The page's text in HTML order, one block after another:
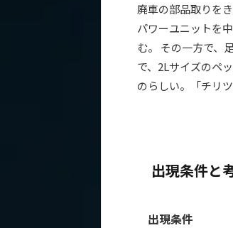
廃車の部品取りを
パワーユニットを
む。 その一方で、
で、2Lサイズのペ
のらしい。「チリ
出現条件と
出現条件